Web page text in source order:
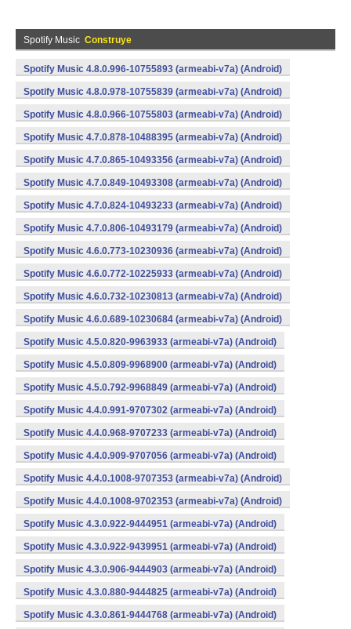
Spotify Music Construye
Spotify Music 4.8.0.996-10755893 (armeabi-v7a) (Android)
Spotify Music 4.8.0.978-10755839 (armeabi-v7a) (Android)
Spotify Music 4.8.0.966-10755803 (armeabi-v7a) (Android)
Spotify Music 4.7.0.878-10488395 (armeabi-v7a) (Android)
Spotify Music 4.7.0.865-10493356 (armeabi-v7a) (Android)
Spotify Music 4.7.0.849-10493308 (armeabi-v7a) (Android)
Spotify Music 4.7.0.824-10493233 (armeabi-v7a) (Android)
Spotify Music 4.7.0.806-10493179 (armeabi-v7a) (Android)
Spotify Music 4.6.0.773-10230936 (armeabi-v7a) (Android)
Spotify Music 4.6.0.772-10225933 (armeabi-v7a) (Android)
Spotify Music 4.6.0.732-10230813 (armeabi-v7a) (Android)
Spotify Music 4.6.0.689-10230684 (armeabi-v7a) (Android)
Spotify Music 4.5.0.820-9963933 (armeabi-v7a) (Android)
Spotify Music 4.5.0.809-9968900 (armeabi-v7a) (Android)
Spotify Music 4.5.0.792-9968849 (armeabi-v7a) (Android)
Spotify Music 4.4.0.991-9707302 (armeabi-v7a) (Android)
Spotify Music 4.4.0.968-9707233 (armeabi-v7a) (Android)
Spotify Music 4.4.0.909-9707056 (armeabi-v7a) (Android)
Spotify Music 4.4.0.1008-9707353 (armeabi-v7a) (Android)
Spotify Music 4.4.0.1008-9702353 (armeabi-v7a) (Android)
Spotify Music 4.3.0.922-9444951 (armeabi-v7a) (Android)
Spotify Music 4.3.0.922-9439951 (armeabi-v7a) (Android)
Spotify Music 4.3.0.906-9444903 (armeabi-v7a) (Android)
Spotify Music 4.3.0.880-9444825 (armeabi-v7a) (Android)
Spotify Music 4.3.0.861-9444768 (armeabi-v7a) (Android)